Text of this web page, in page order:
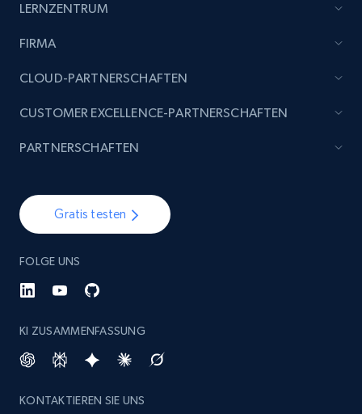
LERNZENTRUM
FIRMA
Gratis testen
FOLGE UNS
KI ZUSAMMENFASSUNG
KONTAKTIEREN SIE UNS
CLOUD-PARTNERSCHAFTEN
CUSTOMER EXCELLENCE-PARTNERSCHAFTEN
PARTNERSCHAFTEN